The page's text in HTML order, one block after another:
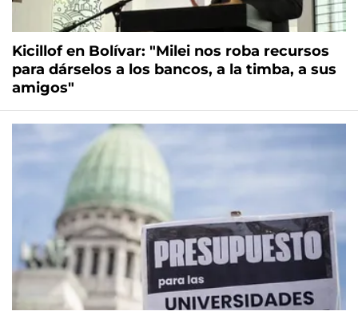
Kicillof en Bolívar: "Milei nos roba recursos
para dárselos a los bancos, a la timba, a sus
amigos"